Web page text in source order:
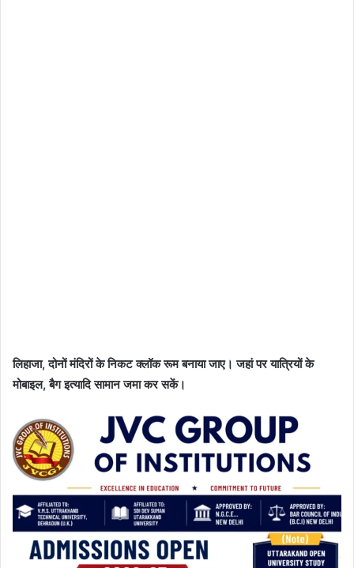
लिहाजा, दोनों मंदिरों के निकट क्लॉक रूम बनाया जाए। जहां पर यात्रियों के
मोबाइल, बैग इत्यादि सामान जमा कर सकें।